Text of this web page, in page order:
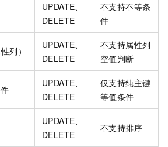
UPDATE、
DELETE
不支持不等条
件
列）
UPDATE、
DELETE
不支持属性列
空值判断
UPDATE、
DELETE
仅支持纯主键
等值条件
UPDATE、
DELETE
不支持排序